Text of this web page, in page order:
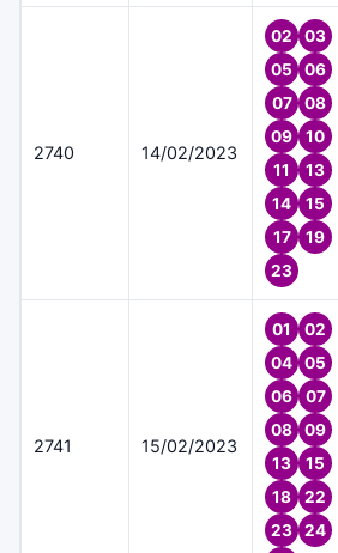
2740 14/02/2023
02
03
05
06
07
08
09
10
11
13
14
15
17
19
23
2741 15/02/2023
01
02
04
05
06
07
08
09
13
15
18
22
23
24